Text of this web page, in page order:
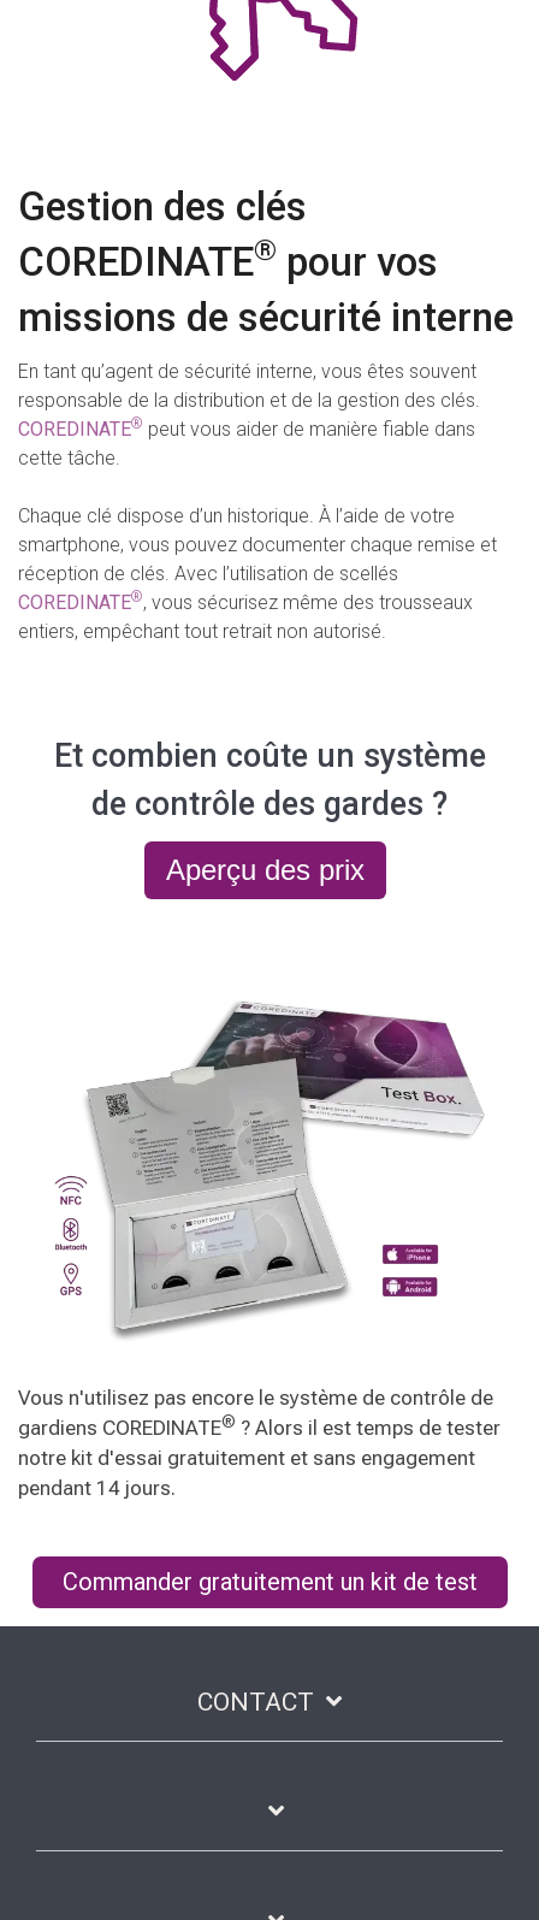
Gestion des clés
COREDINATE® pour vos
missions de sécurité interne
En tant qu’agent de sécurité interne, vous êtes souvent
responsable de la distribution et de la gestion des clés.
COREDINATE® peut vous aider de manière fiable dans
cette tâche.
Chaque clé dispose d’un historique. À l’aide de votre
smartphone, vous pouvez documenter chaque remise et
réception de clés. Avec l’utilisation de scellés
COREDINATE®, vous sécurisez même des trousseaux
entiers, empêchant tout retrait non autorisé.
Et combien coûte un système
de contrôle des gardes ?
Aperçu des prix
Vous n'utilisez pas encore le système de contrôle de
gardiens COREDINATE® ? Alors il est temps de tester
notre kit d'essai gratuitement et sans engagement
pendant 14 jours.
Commander gratuitement un kit de test
CONTACT